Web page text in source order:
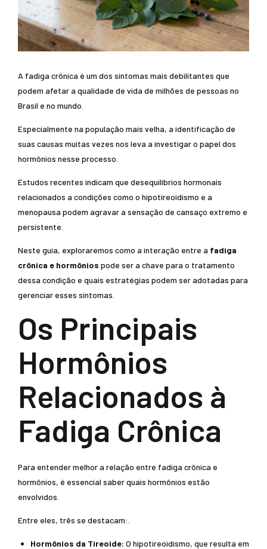
A fadiga crônica é um dos sintomas mais debilitantes que
podem afetar a qualidade de vida de milhões de pessoas no
Brasil e no mundo.
Especialmente na população mais velha, a identificação de
suas causas muitas vezes nos leva a investigar o papel dos
hormônios nesse processo.
Estudos recentes indicam que desequilíbrios hormonais
relacionados a condições como o hipotireoidismo e a
menopausa podem agravar a sensação de cansaço extremo e
persistente.
Neste guia, exploraremos como a interação entre a fadiga
crônica e hormônios pode ser a chave para o tratamento
dessa condição e quais estratégias podem ser adotadas para
gerenciar esses sintomas.
Os Principais
Hormônios
Relacionados à
Fadiga Crônica
Para entender melhor a relação entre fadiga crônica e
hormônios, é essencial saber quais hormônios estão
envolvidos.
Entre eles, três se destacam:.
Hormônios da Tireoide: O hipotireoidismo, que resulta em